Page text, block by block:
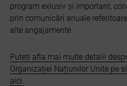
program exlusiv și important,
prin comunicări anuale
alte angajamente.
Puteți afla mai multe detalii
Organizației Națiunilor Unite pe
aici.